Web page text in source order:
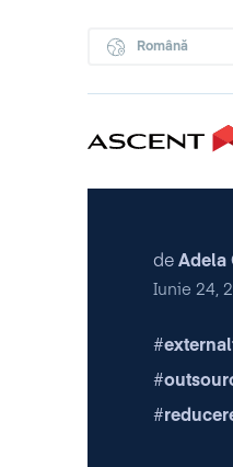
Română
de Adela
Iunie 24,